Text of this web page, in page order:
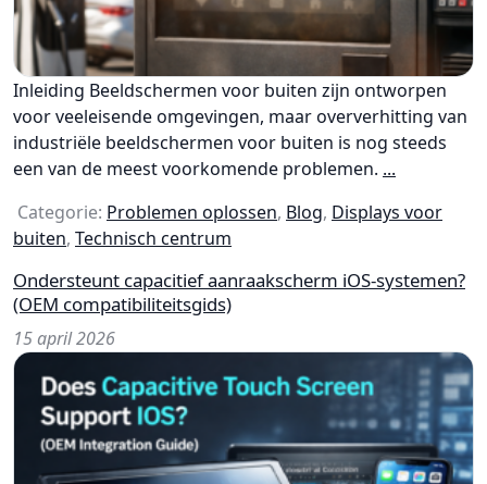
Inleiding Beeldschermen voor buiten zijn ontworpen
voor veeleisende omgevingen, maar oververhitting van
industriële beeldschermen voor buiten is nog steeds
een van de meest voorkomende problemen. ...
Categorie: Problemen oplossen, Blog, Displays voor
buiten, Technisch centrum
Ondersteunt capacitief aanraakscherm iOS-systemen?
(OEM compatibiliteitsgids)
15 april 2026